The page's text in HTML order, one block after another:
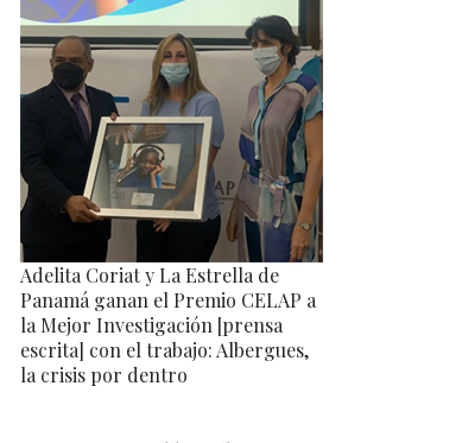
Adelita Coriat y La Estrella de
Panamá ganan el Premio CELAP a
la Mejor Investigación [prensa
escrita] con el trabajo: Albergues,
la crisis por dentro